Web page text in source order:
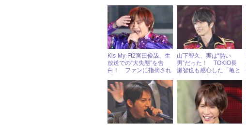
Kis-My-Ft2宮田俊哉、生
放送での“大失態”を告
白！ ファンに指摘され
山下智久、実は“熱い
男”だった！ TOKIO長
瀬智也も感心した「亀と